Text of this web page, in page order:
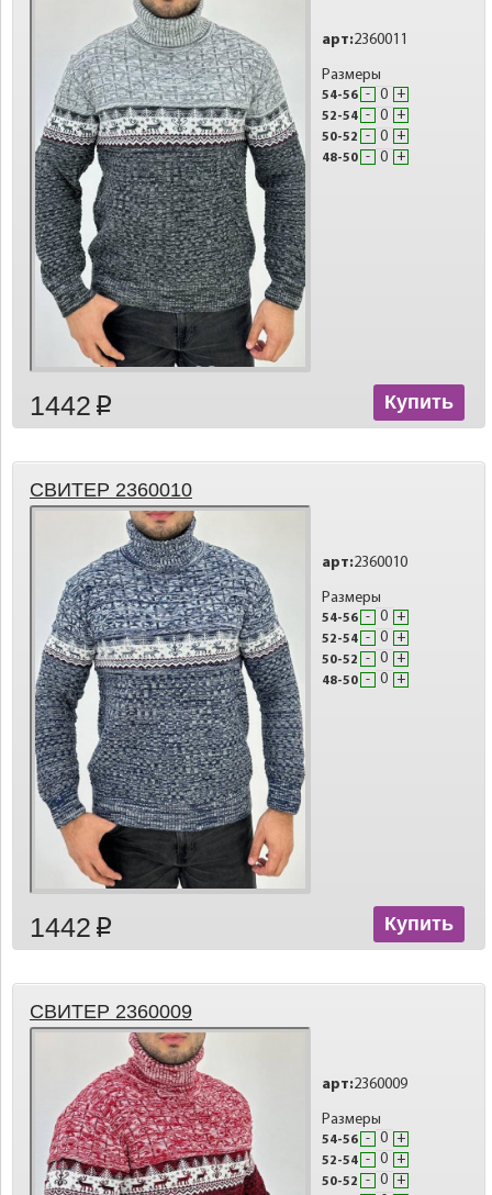
арт:2360011
Размеры
54-56 - +
52-54 - +
50-52 - +
48-50 - +
1442 p Купить
СВИТЕР 2360010
арт:2360010
Размеры
54-56 - +
52-54 - +
50-52 - +
48-50 - +
1442 p Купить
СВИТЕР 2360009
арт:2360009
Размеры
54-56 - +
52-54 - +
50-52 -
+